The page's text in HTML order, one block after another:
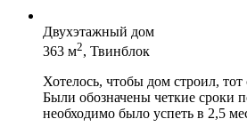
Двухэтажный дом
363 м2, Твинблок
Хотелось, чтобы дом строил, тот
Были обозначены четкие сроки
необходимо было успеть в 2,5